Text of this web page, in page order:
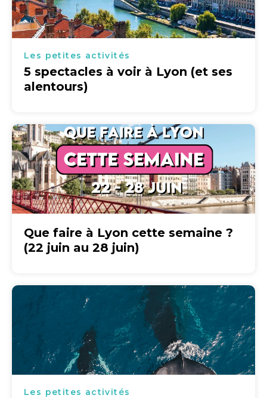
Les petites activités
5 spectacles à voir à Lyon (et ses
alentours)
Que faire à Lyon cette semaine ?
(22 juin au 28 juin)
Les petites activités